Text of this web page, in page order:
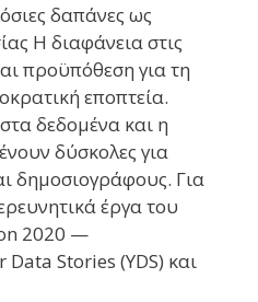
δαπάνες ως
Η διαφάνεια στις
προϋπόθεση για τη
εποπτεία.
δεδομένα και η
δύσκολες για
δημοσιογράφους. Για
έργα του
2020 —
Stories (YDS) και